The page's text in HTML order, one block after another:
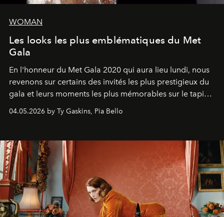
WOMAN
Les looks les plus emblématiques du Met
Gala
En l'honneur du Met Gala 2020 qui aura lieu lundi, nous
revenons sur certains des invités les plus prestigieux du
gala et leurs moments les plus mémorables sur le tapis
04.05.2026 by Ty Gaskins, Pia Bello